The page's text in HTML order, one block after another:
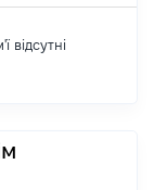
відсутні